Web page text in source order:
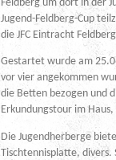
Feldberg um dort in der
Jugend-Feldberg-Cup
die JFC Eintracht
Gestartet wurde am
vor vier angekommen
die Betten bezogen und
Erkundungstour im
Die Jugendherberge
Tischtennisplatte, divers.